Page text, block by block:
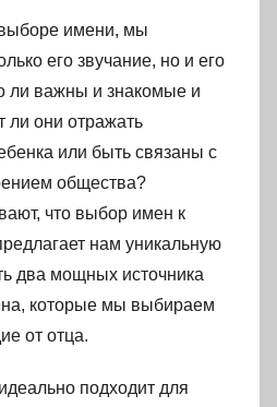
имени, мы
его звучание, но и его
ли важны и знакомые и
ли они отражать
или быть связаны с
общества?
что выбор имен к
нам уникальную
два мощных источника
которые мы выбираем
от отца.
подходит для